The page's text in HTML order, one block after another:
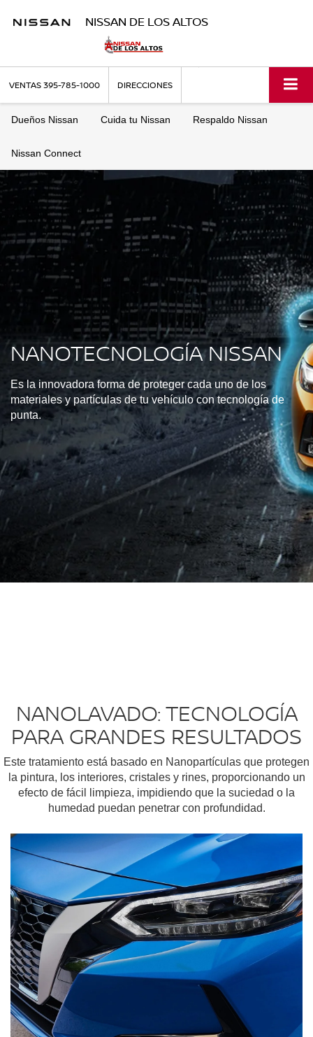
NISSAN DE LOS ALTOS
VENTAS395-785-1000 DIRECCIONES
Dueños Nissan Cuida tu Nissan Respaldo Nissan
Nissan Connect
NANOTECNOLOGÍA NISSAN
Es la innovadora forma de proteger cada uno de los
materiales y partículas de tu vehículo con tecnología de
punta.
NANOLAVADO: TECNOLOGÍA
PARA GRANDES RESULTADOS
Este tratamiento está basado en Nanopartículas que protegen
la pintura, los interiores, cristales y rines, proporcionando un
efecto de fácil limpieza, impidiendo que la suciedad o la
humedad puedan penetrar con profundidad.